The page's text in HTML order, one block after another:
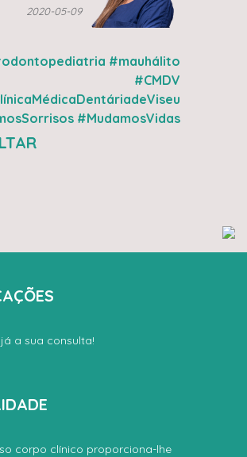
2020-05-09
#mauhálito
#CMDV
#MudamosVidas
a sua consulta!
corpo clínico proporciona-lhe